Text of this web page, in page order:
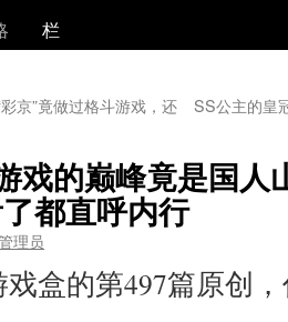
栏
京”竟做过格斗游戏，还
SS公主的皇
戏的巅峰竟是国人
都直呼内行
理员
盒的第497篇原创